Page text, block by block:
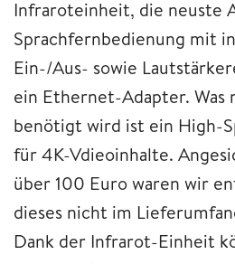
Infraroteinheit, die neuste
Sprachfernbedienung mit
Ein-/Aus- sowie
ein Ethernet-Adapter. Was
benötigt wird ist ein High-
für 4K-Vdieoinhalte.
über 100 Euro waren wir
dieses nicht im
Dank der Infrarot-Einheit